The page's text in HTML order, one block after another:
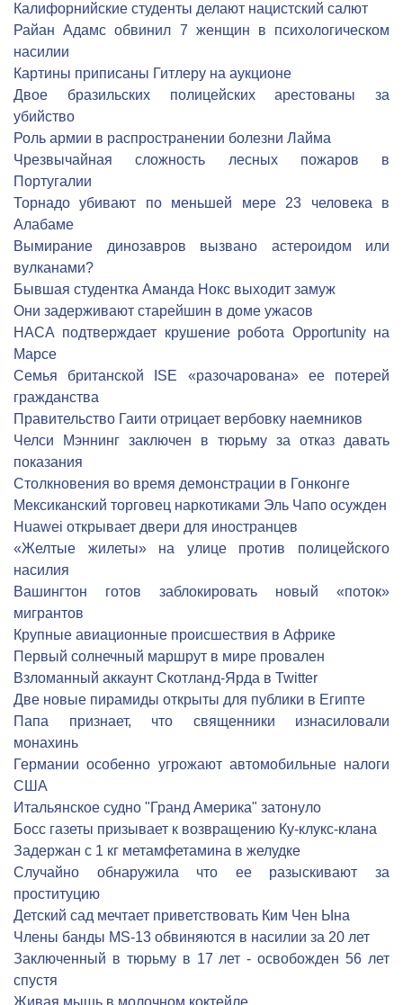
Калифорнийские студенты делают нацистский салют
Райан Адамс обвинил 7 женщин в психологическом
насилии
Картины приписаны Гитлеру на аукционе
Двое бразильских полицейских арестованы за
убийство
Роль армии в распространении болезни Лайма
Чрезвычайная сложность лесных пожаров в
Португалии
Торнадо убивают по меньшей мере 23 человека в
Алабаме
Вымирание динозавров вызвано астероидом или
вулканами?
Бывшая студентка Аманда Нокс выходит замуж
Они задерживают старейшин в доме ужасов
НАСА подтверждает крушение робота Opportunity на
Марсе
Семья британской ISE «разочарована» ее потерей
гражданства
Правительство Гаити отрицает вербовку наемников
Челси Мэннинг заключен в тюрьму за отказ давать
показания
Столкновения во время демонстрации в Гонконге
Мексиканский торговец наркотиками Эль Чапо осужден
Huawei открывает двери для иностранцев
«Желтые жилеты» на улице против полицейского
насилия
Вашингтон готов заблокировать новый «поток»
мигрантов
Крупные авиационные происшествия в Африке
Первый солнечный маршрут в мире провален
Взломанный аккаунт Скотланд-Ярда в Twitter
Две новые пирамиды открыты для публики в Египте
Папа признает, что священники изнасиловали
монахинь
Германии особенно угрожают автомобильные налоги
США
Итальянское судно "Гранд Америка" затонуло
Босс газеты призывает к возвращению Ку-клукс-клана
Задержан с 1 кг метамфетамина в желудке
Cлучайно обнаружила что ее разыскивают за
проституцию
Детский сад мечтает приветствовать Ким Чен Ына
Члены банды MS-13 обвиняются в насилии за 20 лет
Заключенный в тюрьму в 17 лет - освобожден 56 лет
спустя
Живая мышь в молочном коктейле